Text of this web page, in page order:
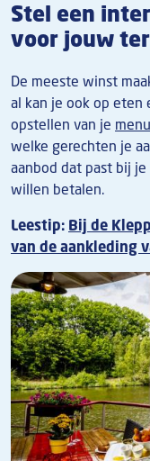
Stel een
voor jouw
De meeste winst
al kan je ook op eten
opstellen van je
welke gerechten je
aanbod dat past bij
willen betalen.
Leestip: Bij de
van de aankleding
Afbeelding